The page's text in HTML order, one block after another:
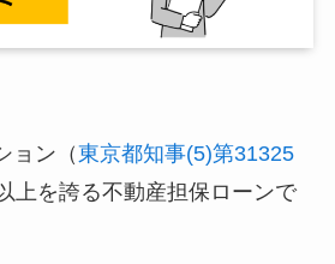
ョン（東京都知事(5)第31325
上を誇る不動産担保ローンで